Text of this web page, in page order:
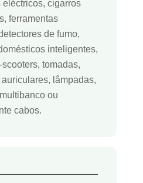
eléctricos, cigarros
ferramentas
de fumo,
inteligentes,
tomadas,
lâmpadas,
ou
cabos.